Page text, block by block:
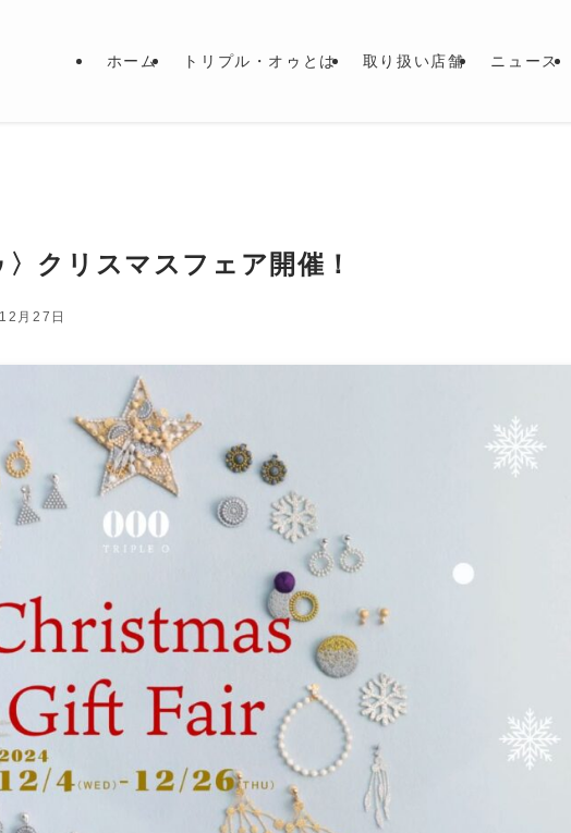
ホーム トリプル・オゥとは 取り扱い店舗 ニュース
〉クリスマスフェア開催！
月27日